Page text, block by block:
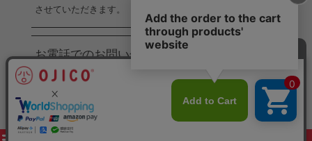
させていただきます。
お電話でのお問い合わせ
076-246-5050
※5/2（土）から5/6（水）までの間はお電話でのお問い合
わせ受付をお休みさせていただきます。